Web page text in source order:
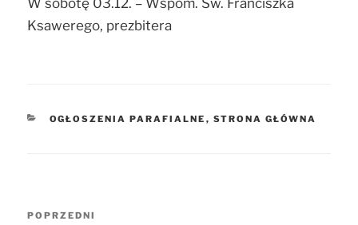
Ksawerego, prezbitera
KATEGORIE
OGŁOSZENIA PARAFIALNE , STRONA GŁÓWNA
Nawigacja
Poprzedni
POPRZEDNI